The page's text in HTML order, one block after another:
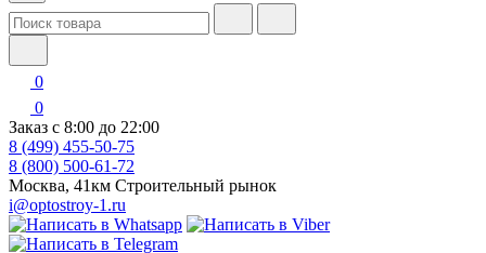
0
0
Заказ с 8:00 до 22:00
8 (499) 455-50-75
8 (800) 500-61-72
Москва, 41км Строительный рынок
i@optostroy-1.ru